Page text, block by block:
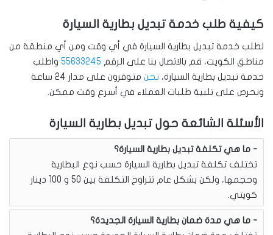
كيفية طلب خدمة تبديل بطارية السيارة
لطلب خدمة تبديل بطارية السيارة في أي وقت ومن أي منطقة من
مناطق الكويت، قم بالاتصال بنا على الرقم 55633245 واطلب
خدمة تبديل بطارية السيارة، نحن
متوفرون على مدار 24 ساعة
ونحرص على تلبية طلبات العملاء في أسرع وقت ممكن.
الأسئلة الشائعة حول تبديل بطارية السيارة
ما هي تكلفة تبديل بطارية السيارة؟
تختلف تكلفة تبديل بطارية السيارة حسب نوع البطارية
وحجمها، ولكن بشكل عام تتراوح التكلفة بين 50 و 100 دينار
كويتي.
ما هي مدة ضمان بطارية السيارة الجديدة؟